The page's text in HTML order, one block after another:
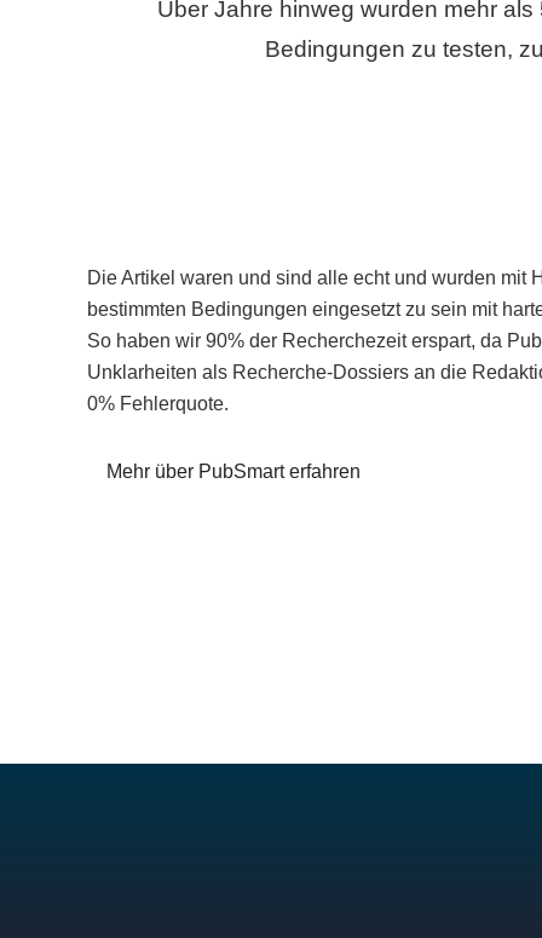
Über Jahre hinweg wurden mehr
Bedingungen zu testen,
Die Artikel waren und sind alle echt und wurden mit
bestimmten Bedingungen eingesetzt zu sein mit
So haben wir 90% der Recherchezeit erspart, da
Unklarheiten als Recherche-Dossiers an die
0% Fehlerquote.
Mehr über PubSmart erfahren